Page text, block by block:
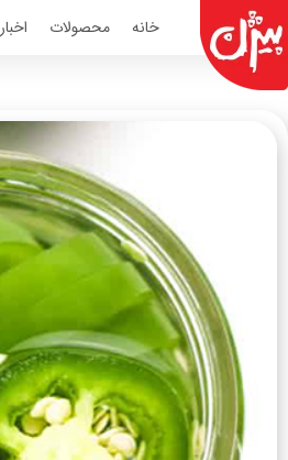
Skip
to
content
خانه محصولات اخبار